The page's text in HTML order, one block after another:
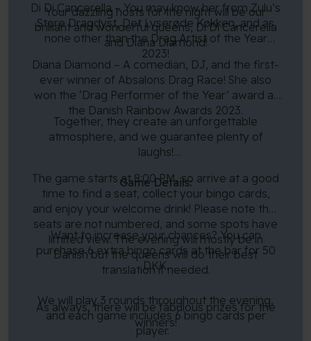
Your dazzling hosts for the night will be our
brilliant and wonderful queens, Di Di Cancerella
and Diana Diamond!
Di Di Cancerella – You may know her from Zulu’s
Store Dragdyst, Det Lyserøde Køkken, and as
none other than the Drag Artist of the Year
2023!
Diana Diamond – A comedian, DJ, and the first-
ever winner of Absalons Drag Race! She also
won the ‘Drag Performer of the Year’ award at
the Danish Rainbow Awards 2023.
Together, they create an unforgettable
atmosphere, and we guarantee plenty of
laughs!
Game Details:
The game starts at 8:00 PM, so arrive at a good
time to find a seat, collect your bingo cards,
and enjoy your welcome drink! Please note that
seats are not numbered, and some spots have
limited view. The evening will mostly be in
Danish but the queens will do their best
translation if needed.
We will play 3 rounds throughout the evening,
and each game includes 6 bingo cards per
player.
Want to increase your chances? You can
purchase 6 extra bingo cards at the bar for 50
DKK.
As always, there will be fabulous prizes for the
winners!